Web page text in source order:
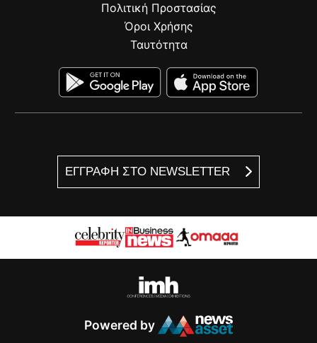
ΕΓΓΡΑΦΗ ΣΤΟ NEWSLETTER
Πολιτική Προστασίας
Όροι Χρήσης
Ταυτότητα
Powered by